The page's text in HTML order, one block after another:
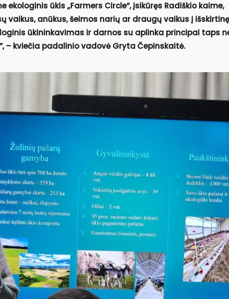
ūkis „Farmers Circle“, įsikūręs Radiškio kaime,
vaikus, anūkus, šeimos narių ar draugų vaikus į išskirtinę
ūkininkavimas ir darnos su aplinka principai taps
– kviečia padalinio vadovė Gryta Čepinskaitė.